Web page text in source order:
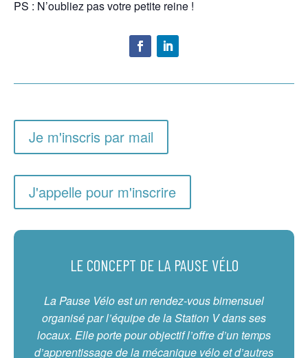
PS : N’oubliez pas votre petite reine !
Je m'inscris par mail
J'appelle pour m'inscrire
LE CONCEPT DE LA PAUSE VÉLO
La Pause Vélo est un rendez-vous bimensuel
organisé par l’équipe de la Station V dans ses
locaux. Elle porte pour objectif l’offre d’un temps
d’apprentissage de la mécanique vélo et d’autres